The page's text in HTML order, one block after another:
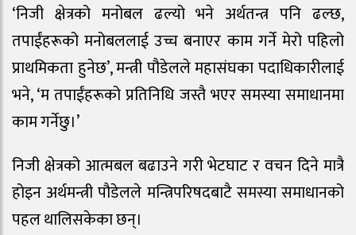
‘निजी क्षेत्रको मनोबल ढल्यो भने अर्थतन्त्र पनि ढल्छ,
तपाईंहरूको मनोबललाई उच्च बनाएर काम गर्ने मेरो पहिलो
प्राथमिकता हुनेछ’, मन्त्री पौडेलले महासंघका पदाधिकारीलाई
भने, ‘म तपाईंहरूको प्रतिनिधि जस्तै भएर समस्या समाधानमा
काम गर्नेछु।’
निजी क्षेत्रको आत्मबल बढाउने गरी भेटघाट र वचन दिने मात्रै
होइन अर्थमन्त्री पौडेलले मन्त्रिपरिषदबाटै समस्या समाधानको
पहल थालिसकेका छन्।